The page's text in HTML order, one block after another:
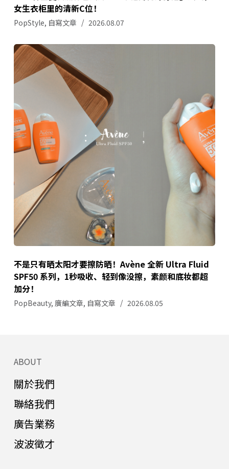
女生衣柜里的清新C位！
PopStyle, 自寫文章 2026.08.07
不是只有晒太阳才要擦防晒！Avène 全新 Ultra Fluid
SPF50 系列，1秒吸收、轻到像没擦，素颜和底妆都超
加分！
PopBeauty, 廣編文章, 自寫文章 2026.08.05
ABOUT
關於我們
聯絡我們
廣告業務
波波徵才